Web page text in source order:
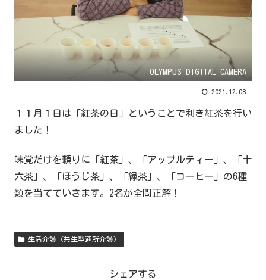
OLYMPUS DIGITAL CAMERA
2021.12.08
１１月１日は「紅茶の日」ということで利き紅茶を行い
ました！
味覚だけを頼りに「紅茶」、「アップルティー」、「十
六茶」、「ほうじ茶」、「緑茶」、「コーヒー」の6種
類を当てていきます。2名が全問正解！
生活介護（共生型通所介護）
シェアする